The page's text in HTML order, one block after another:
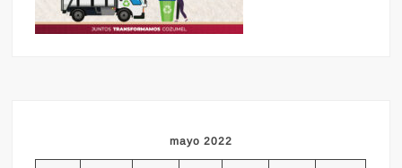
mayo 2022